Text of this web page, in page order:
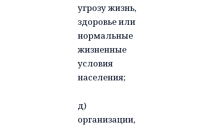
угрозу жизнь,
здоровье или
нормальные
жизненные
условия
населения;
д)
организации,